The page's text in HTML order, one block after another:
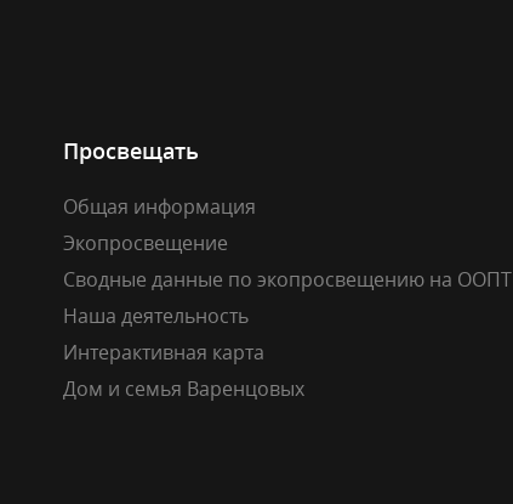
Просвещать
Общая информация
Экопросвещение
Сводные данные по экопросвещению на ООПТ
Наша деятельность
Интерактивная карта
Дом и семья Варенцовых